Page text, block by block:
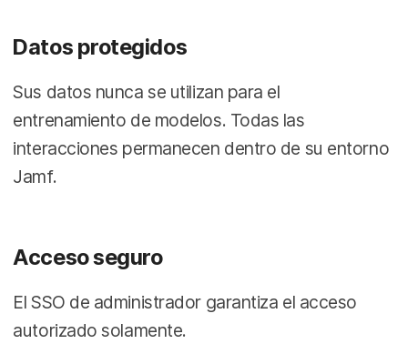
Datos protegidos
Sus datos nunca se utilizan para el
entrenamiento de modelos. Todas las
interacciones permanecen dentro de su entorno
Jamf.
Acceso seguro
El SSO de administrador garantiza el acceso
autorizado solamente.